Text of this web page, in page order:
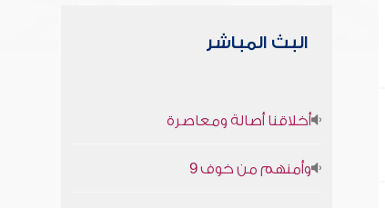
البث المباشر
أخلاقنا أصالة ومعاصرة
وأمنهم من خوف 9